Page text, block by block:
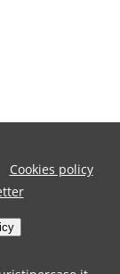
Cookies policy